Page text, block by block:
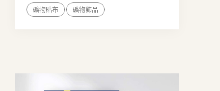
礦物貼布 礦物飾品